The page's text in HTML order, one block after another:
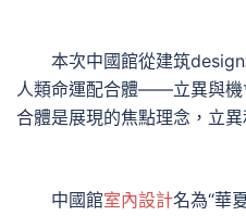
本次中國館從建筑design
人類命運配合體——立異與機
合體是展現的焦點理念，立
中國館室內設計名為“華